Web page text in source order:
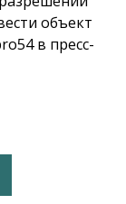
объект
в пресс-